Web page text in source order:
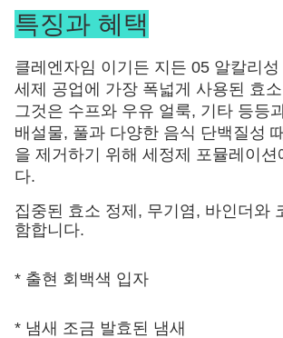
특징과 혜택
클레엔자임 이기든 지든 05 알칼리
세제 공업에 가장 폭넓게 사용된 효
그것은 수프와 우유 얼룩, 기타 등등
배설물, 풀과 다양한 음식 단백질성
을 제거하기 위해 세정제 포뮬레이션
다.
집중된 효소 정제, 무기염, 바인더와
함합니다.
* 출현 회백색 입자
* 냄새 조금 발효된 냄새